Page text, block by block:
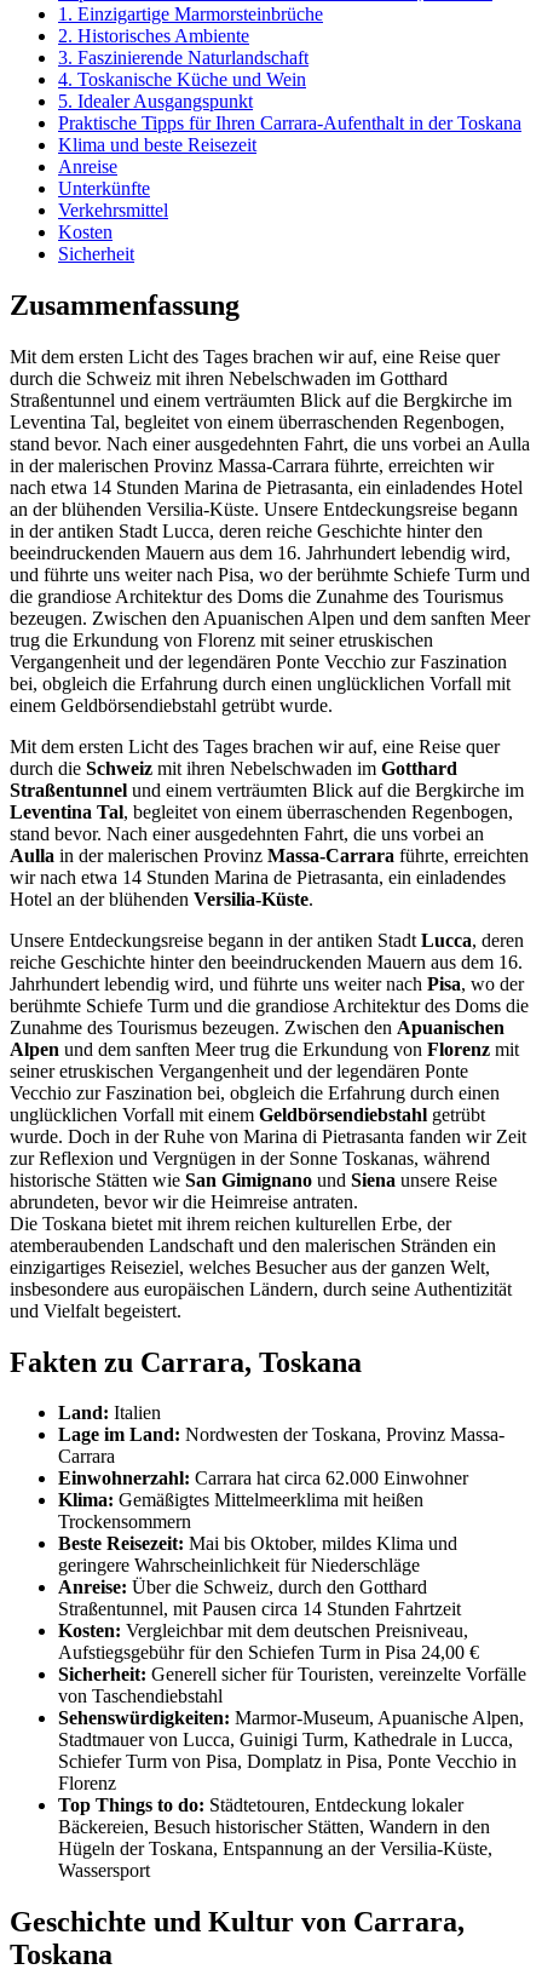
1. Einzigartige Marmorsteinbrüche
2. Historisches Ambiente
3. Faszinierende Naturlandschaft
4. Toskanische Küche und Wein
5. Idealer Ausgangspunkt
Praktische Tipps für Ihren Carrara-Aufenthalt in der Toskana
Klima und beste Reisezeit
Anreise
Unterkünfte
Verkehrsmittel
Kosten
Sicherheit
Zusammenfassung
Mit dem ersten Licht des Tages brachen wir auf, eine Reise quer
durch die Schweiz mit ihren Nebelschwaden im Gotthard
Straßentunnel und einem verträumten Blick auf die Bergkirche im
Leventina Tal, begleitet von einem überraschenden Regenbogen,
stand bevor. Nach einer ausgedehnten Fahrt, die uns vorbei an Aulla
in der malerischen Provinz Massa-Carrara führte, erreichten wir
nach etwa 14 Stunden Marina de Pietrasanta, ein einladendes Hotel
an der blühenden Versilia-Küste. Unsere Entdeckungsreise begann
in der antiken Stadt Lucca, deren reiche Geschichte hinter den
beeindruckenden Mauern aus dem 16. Jahrhundert lebendig wird,
und führte uns weiter nach Pisa, wo der berühmte Schiefe Turm und
die grandiose Architektur des Doms die Zunahme des Tourismus
bezeugen. Zwischen den Apuanischen Alpen und dem sanften Meer
trug die Erkundung von Florenz mit seiner etruskischen
Vergangenheit und der legendären Ponte Vecchio zur Faszination
bei, obgleich die Erfahrung durch einen unglücklichen Vorfall mit
einem Geldbörsendiebstahl getrübt wurde.
Mit dem ersten Licht des Tages brachen wir auf, eine Reise quer
durch die Schweiz mit ihren Nebelschwaden im Gotthard
Straßentunnel und einem verträumten Blick auf die Bergkirche im
Leventina Tal, begleitet von einem überraschenden Regenbogen,
stand bevor. Nach einer ausgedehnten Fahrt, die uns vorbei an
Aulla in der malerischen Provinz Massa-Carrara führte, erreichten
wir nach etwa 14 Stunden Marina de Pietrasanta, ein einladendes
Hotel an der blühenden Versilia-Küste.
Unsere Entdeckungsreise begann in der antiken Stadt Lucca, deren
reiche Geschichte hinter den beeindruckenden Mauern aus dem 16.
Jahrhundert lebendig wird, und führte uns weiter nach Pisa, wo der
berühmte Schiefe Turm und die grandiose Architektur des Doms die
Zunahme des Tourismus bezeugen. Zwischen den Apuanischen
Alpen und dem sanften Meer trug die Erkundung von Florenz mit
seiner etruskischen Vergangenheit und der legendären Ponte
Vecchio zur Faszination bei, obgleich die Erfahrung durch einen
unglücklichen Vorfall mit einem Geldbörsendiebstahl getrübt
wurde. Doch in der Ruhe von Marina di Pietrasanta fanden wir Zeit
zur Reflexion und Vergnügen in der Sonne Toskanas, während
historische Stätten wie San Gimignano und Siena unsere Reise
abrundeten, bevor wir die Heimreise antraten.
Die Toskana bietet mit ihrem reichen kulturellen Erbe, der
atemberaubenden Landschaft und den malerischen Stränden ein
einzigartiges Reiseziel, welches Besucher aus der ganzen Welt,
insbesondere aus europäischen Ländern, durch seine Authentizität
und Vielfalt begeistert.
Fakten zu Carrara, Toskana
Land: Italien
Lage im Land: Nordwesten der Toskana, Provinz Massa-
Carrara
Einwohnerzahl: Carrara hat circa 62.000 Einwohner
Klima: Gemäßigtes Mittelmeerklima mit heißen
Trockensommern
Beste Reisezeit: Mai bis Oktober, mildes Klima und
geringere Wahrscheinlichkeit für Niederschläge
Anreise: Über die Schweiz, durch den Gotthard
Straßentunnel, mit Pausen circa 14 Stunden Fahrtzeit
Kosten: Vergleichbar mit dem deutschen Preisniveau,
Aufstiegsgebühr für den Schiefen Turm in Pisa 24,00 €
Sicherheit: Generell sicher für Touristen, vereinzelte Vorfälle
von Taschendiebstahl
Sehenswürdigkeiten: Marmor-Museum, Apuanische Alpen,
Stadtmauer von Lucca, Guinigi Turm, Kathedrale in Lucca,
Schiefer Turm von Pisa, Domplatz in Pisa, Ponte Vecchio in
Florenz
Top Things to do: Städtetouren, Entdeckung lokaler
Bäckereien, Besuch historischer Stätten, Wandern in den
Hügeln der Toskana, Entspannung an der Versilia-Küste,
Wassersport
Geschichte und Kultur von Carrara,
Toskana